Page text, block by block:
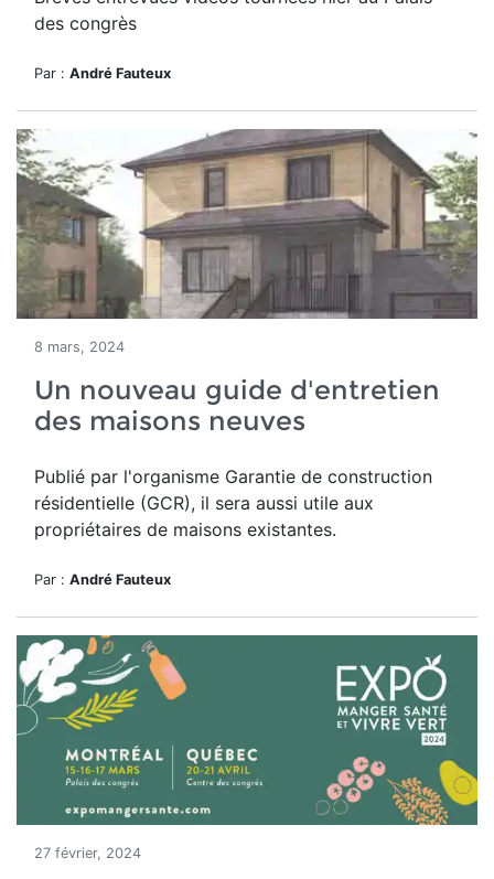
des congrès
Par : André Fauteux
8 mars, 2024
Un nouveau guide d'entretien
des maisons neuves
Publié par l'organisme Garantie de construction
résidentielle (GCR), il sera aussi utile aux
propriétaires de maisons existantes.
Par : André Fauteux
27 février, 2024